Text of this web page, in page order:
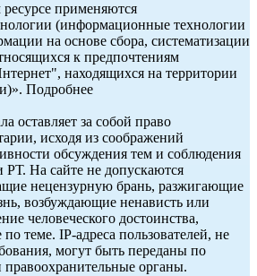
применяются
(информационные технологии
на основе сбора, систематизации
к предпочтениям
находящихся на территории
Подробнее
оставляет за собой право
исходя из соображений
обсуждения тем и соблюдения
РТ. На сайте не допускаются
нецензурную брань, разжигающие
возбуждающие ненависть или
человеческого достоинства,
теме. IP-адреса пользователей, не
могут быть переданы по
правоохранительные органы.